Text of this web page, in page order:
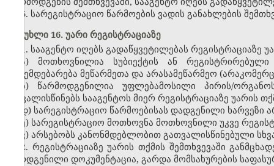
6. სარეგისტრაციო წარმოების ვადის განახლების
მუხლი 16. უარი რეგისტრაციაზე
1. სააგენტო იღებს გადაწყვეტილებას რეგისტრაციაზე
ა) მოთხოვნილია სუბიექტის ან
ექვემდებარება მეწარმეთა და არასამეწარმეო
ბ) წარმოდგენილია უფლებამოსილი პირის/
ითვალისწინებს სააგენტოს მიერ რეგისტრაციაზე უარის
დ) სარეგისტრაციო წარმოებისას დადგენილი ხარვეზი
ე) სარეგისტრაციო მოთხოვნა მოთხოვნილი უკვე
ვ) არსებობს კანონმდებლობით გათვალისწინებული
2. რეგისტრაციაზე უარის თქმის შემთხვევაში
წარდგენილი დოკუმენტაცია, გარდა მომსახურების